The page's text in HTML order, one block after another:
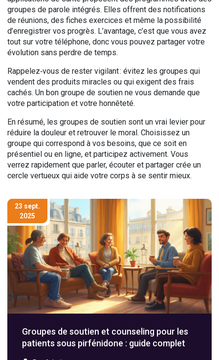
groupes de parole intégrés. Elles offrent des notifications
de réunions, des fiches exercices et même la possibilité
d’enregistrer vos progrès. L’avantage, c’est que vous avez
tout sur votre téléphone, donc vous pouvez partager votre
évolution sans perdre de temps.
Rappelez‑vous de rester vigilant : évitez les groupes qui
vendent des produits miracles ou qui exigent des frais
cachés. Un bon groupe de soutien ne vous demande que
votre participation et votre honnêteté.
En résumé, les groupes de soutien sont un vrai levier pour
réduire la douleur et retrouver le moral. Choisissez un
groupe qui correspond à vos besoins, que ce soit en
présentiel ou en ligne, et participez activement. Vous
verrez rapidement que parler, écouter et partager crée un
cercle vertueux qui aide votre corps à se sentir mieux.
23 sept.
2025
Groupes de soutien et counseling pour les
patients sous pirfénidone : guide complet